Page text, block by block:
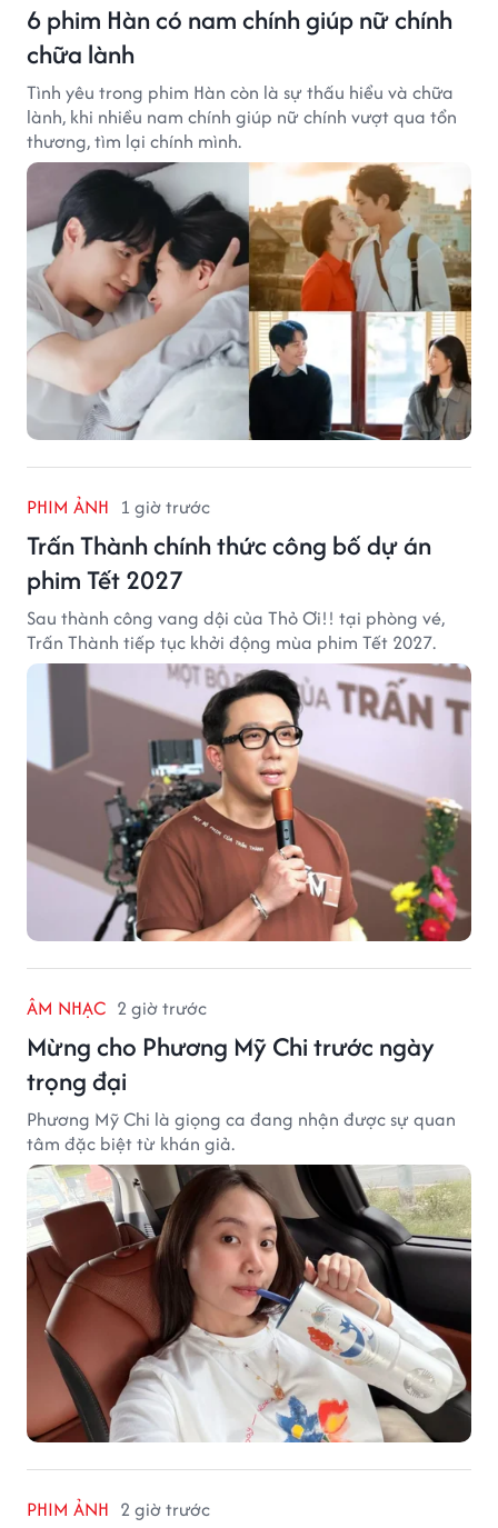
6 phim Hàn có nam chính giúp nữ chính
chữa lành
Tình yêu trong phim Hàn còn là sự thấu hiểu và chữa
lành, khi nhiều nam chính giúp nữ chính vượt qua tổn
thương, tìm lại chính mình.
PHIM ẢNH 1 giờ trước
Trấn Thành chính thức công bố dự án
phim Tết 2027
Sau thành công vang dội của Thỏ Ơi!! tại phòng vé,
Trấn Thành tiếp tục khởi động mùa phim Tết 2027.
ÂM NHẠC 2 giờ trước
Mừng cho Phương Mỹ Chi trước ngày
trọng đại
Phương Mỹ Chi là giọng ca đang nhận được sự quan
tâm đặc biệt từ khán giả.
PHIM ẢNH 2 giờ trước